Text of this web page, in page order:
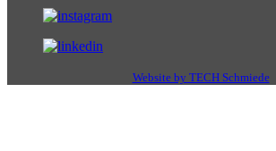
Website by TECH Schmiede